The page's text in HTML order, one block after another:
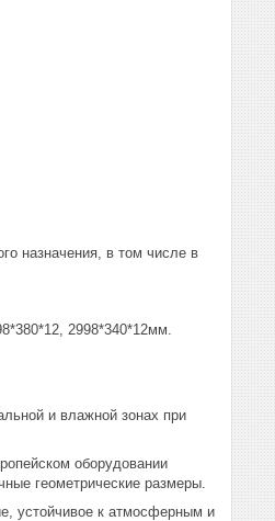
назначения, в том числе в
2998*340*12мм.
и влажной зонах при
оборудовании
геометрические размеры.
устойчивое к атмосферным и